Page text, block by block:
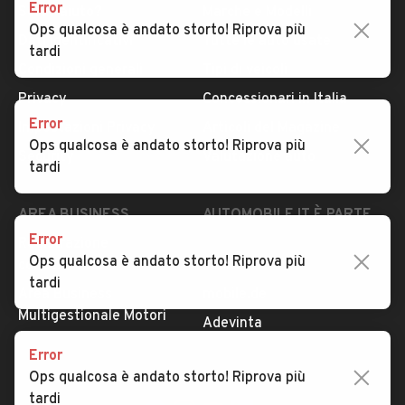
Serve aiuto?
Dati identificativi
Privacy
Impostazioni Privacy
Security
Tutte le auto usate
Concessionari in Italia
Valutazione auto
AREA BUSINESS
Registrazione
concessionario
Multigestionale Motori
AUTOMOBILE.IT È PARTE
subito.it
Adevinta
SEGUICI
Error
Ops qualcosa è andato storto! Riprova più
tardi
Error
Ops qualcosa è andato storto! Riprova più
tardi
Error
Ops qualcosa è andato storto! Riprova più
tardi
Error
Ops qualcosa è andato storto! Riprova più
tardi